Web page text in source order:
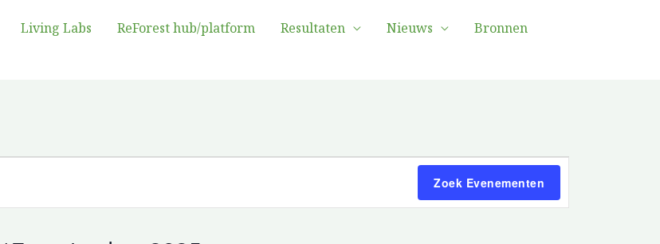
Living Labs ReForest hub/platform Resultaten Nieuws
Bronnen
Zoek Evenementen